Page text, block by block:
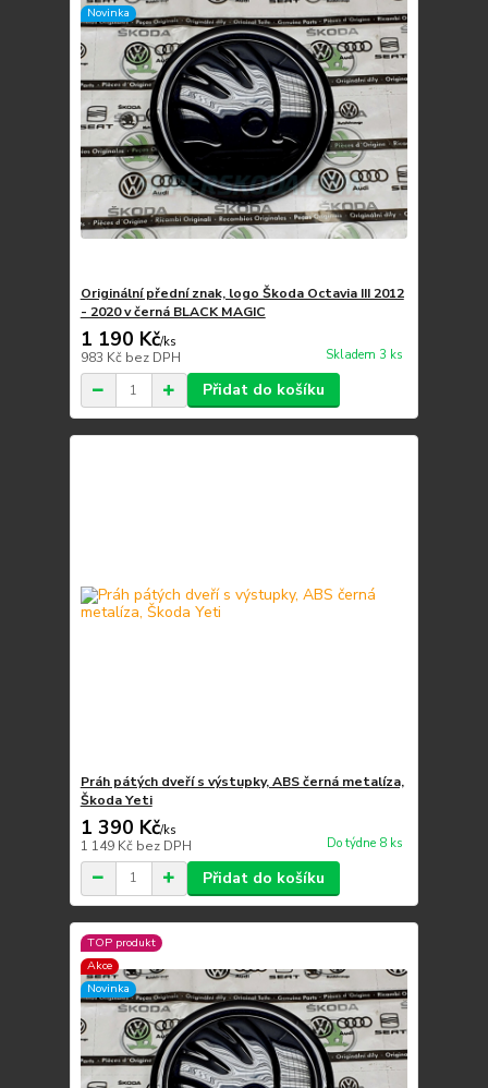
Novinka
Originální přední znak, logo Škoda Octavia III 2012
- 2020 v černá BLACK MAGIC
1 190 Kč/ks
983 Kč bez DPH Skladem 3 ks
Přidat do košíku
Práh pátých dveří s výstupky, ABS černá metalíza,
Škoda Yeti
1 390 Kč/ks
1 149 Kč bez DPH Do týdne 8 ks
Přidat do košíku
TOP produkt
Akce
Novinka